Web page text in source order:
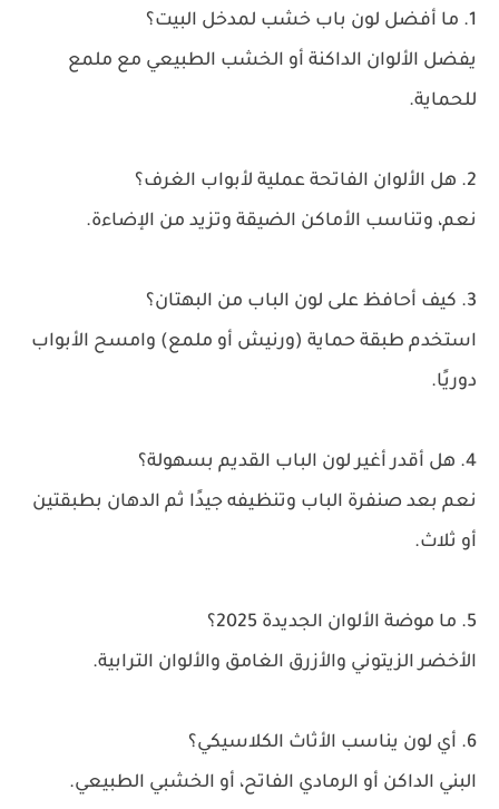
1. ما أفضل لون باب خشب لمدخل البيت؟
يفضل الألوان الداكنة أو الخشب الطبيعي مع ملمع
للحماية.
2. هل الألوان الفاتحة عملية لأبواب الغرف؟
نعم، وتناسب الأماكن الضيقة وتزيد من الإضاءة.
3. كيف أحافظ على لون الباب من البهتان؟
استخدم طبقة حماية (ورنيش أو ملمع) وامسح الأبواب
دوريًا.
4. هل أقدر أغير لون الباب القديم بسهولة؟
نعم بعد صنفرة الباب وتنظيفه جيدًا ثم الدهان بطبقتين
أو ثلاث.
5. ما موضة الألوان الجديدة 2025؟
الأخضر الزيتوني والأزرق الغامق والألوان الترابية.
6. أي لون يناسب الأثاث الكلاسيكي؟
البني الداكن أو الرمادي الفاتح، أو الخشبي الطبيعي.